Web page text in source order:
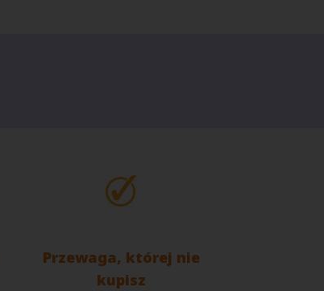
Przewaga, której nie
kupisz